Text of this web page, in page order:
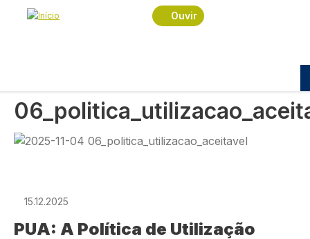
Passar para o conteúdo principal
Ouvir
Navegação estrutural
Início
Cybersegurança
2025-12-15 06_politica_utilizacao_aceitavel
Imagem
15.12.2025
PUA: A Política de Utilização